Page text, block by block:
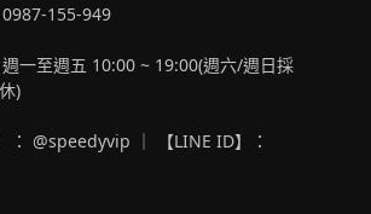
0987-155-949
週一至週五 10:00 ~ 19:00(週六/週日採
)
： @speedyvip ｜ 【LINE ID】：